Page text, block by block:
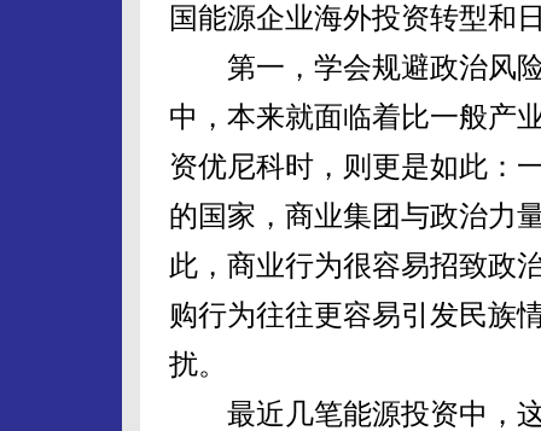
国能源企业海外投资转型和
第一，学会规避政治风险
中，本来就面临着比一般产
资优尼科时，则更是如此：
的国家，商业集团与政治力
此，商业行为很容易招致政
购行为往往更容易引发民族
扰。
最近几笔能源投资中，这